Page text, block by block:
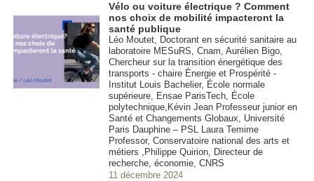
Vélo ou voiture électrique ? Comment
nos choix de mobilité impacteront la
santé publique
Léo Moutet, Doctorant en sécurité sanitaire au
laboratoire MESuRS, Cnam, Aurélien Bigo,
Chercheur sur la transition énergétique des
transports - chaire Énergie et Prospérité -
Institut Louis Bachelier, École normale
supérieure, Ensae ParisTech, École
polytechnique,Kévin Jean Professeur junior en
Santé et Changements Globaux, Université
Paris Dauphine – PSL Laura Temime
Professor, Conservatoire national des arts et
métiers ,Philippe Quirion, Directeur de
recherche, économie, CNRS
11 décembre 2024